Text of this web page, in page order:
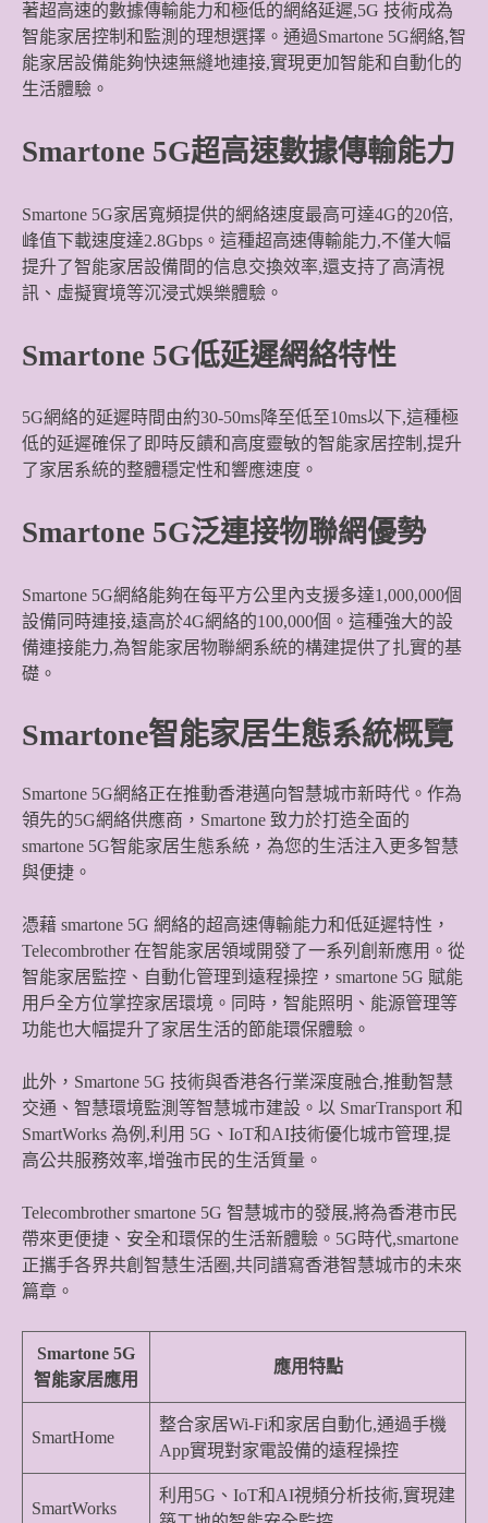
著超高速的數據傳輸能力和極低的網絡延遲,5G 技術成為
智能家居控制和監測的理想選擇。通過Smartone 5G網絡,智
能家居設備能夠快速無縫地連接,實現更加智能和自動化的
生活體驗。
Smartone 5G超高速數據傳輸能力
Smartone 5G家居寬頻提供的網絡速度最高可達4G的20倍,
峰值下載速度達2.8Gbps。這種超高速傳輸能力,不僅大幅
提升了智能家居設備間的信息交換效率,還支持了高清視
訊、虛擬實境等沉浸式娛樂體驗。
Smartone 5G低延遲網絡特性
5G網絡的延遲時間由約30-50ms降至低至10ms以下,這種極
低的延遲確保了即時反饋和高度靈敏的智能家居控制,提升
了家居系統的整體穩定性和響應速度。
Smartone 5G泛連接物聯網優勢
Smartone 5G網絡能夠在每平方公里內支援多達1,000,000個
設備同時連接,遠高於4G網絡的100,000個。這種強大的設
備連接能力,為智能家居物聯網系統的構建提供了扎實的基
礎。
Smartone智能家居生態系統概覽
Smartone 5G網絡正在推動香港邁向智慧城市新時代。作為
領先的5G網絡供應商，Smartone 致力於打造全面的
smartone 5G智能家居生態系統，為您的生活注入更多智慧
與便捷。
憑藉 smartone 5G 網絡的超高速傳輸能力和低延遲特性，
Telecombrother 在智能家居領域開發了一系列創新應用。從
智能家居監控、自動化管理到遠程操控，smartone 5G 賦能
用戶全方位掌控家居環境。同時，智能照明、能源管理等
功能也大幅提升了家居生活的節能環保體驗。
此外，Smartone 5G 技術與香港各行業深度融合,推動智慧
交通、智慧環境監測等智慧城市建設。以 SmarTransport 和
SmartWorks 為例,利用 5G、IoT和AI技術優化城市管理,提
高公共服務效率,增強市民的生活質量。
Telecombrother smartone 5G 智慧城市的發展,將為香港市民
帶來更便捷、安全和環保的生活新體驗。5G時代,smartone
正攜手各界共創智慧生活圈,共同譜寫香港智慧城市的未來
篇章。
Smartone 5G
智能家居應用
應用特點
SmartHome
整合家居Wi-Fi和家居自動化,通過手機
App實現對家電設備的遠程操控
SmartWorks
利用5G、IoT和AI視頻分析技術,實現建